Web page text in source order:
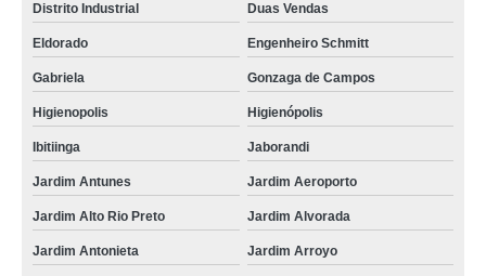
Distrito Industrial Duas Vendas
Eldorado Engenheiro Schmitt
Gabriela Gonzaga de Campos
Higienopolis Higienópolis
Ibitiinga Jaborandi
Jardim Antunes Jardim Aeroporto
Jardim Alto Rio Preto Jardim Alvorada
Jardim Antonieta Jardim Arroyo